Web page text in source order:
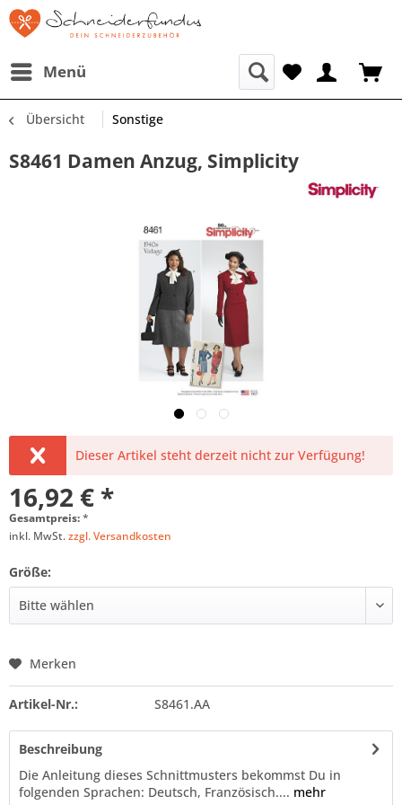
Menü
Übersicht Sonstige
S8461 Damen Anzug, Simplicity
Dieser Artikel steht derzeit nicht zur Verfügung!
16,92 € *
Gesamtpreis:*
inkl. MwSt.zzgl. Versandkosten
Größe:
Merken
Artikel-Nr.: S8461.AA
Beschreibung
Die Anleitung dieses Schnittmusters bekommst Du in
folgenden Sprachen: Deutsch, Französisch.... mehr